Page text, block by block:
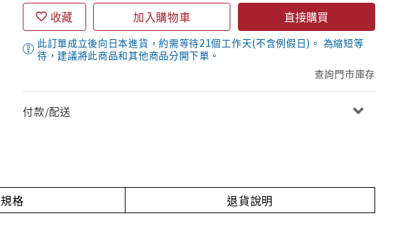
收藏 加入購物車 直接購買
此訂單成立後向日本進貨，約需等待21個工作天(不含例假日)。 為縮短等
待，建議將此商品和其他商品分開下單。
查詢門市庫存
付款/配送
規格 退貨說明